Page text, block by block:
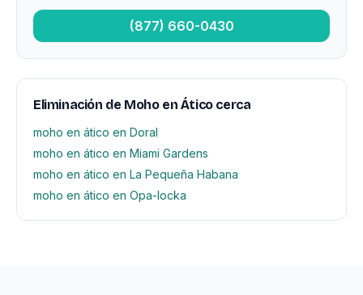
(877) 660-0430
Eliminación de Moho en Ático cerca
moho en ático en Doral
moho en ático en Miami Gardens
moho en ático en La Pequeña Habana
moho en ático en Opa-locka